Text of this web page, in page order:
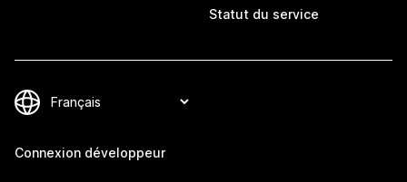
Statut du service
Connexion développeur